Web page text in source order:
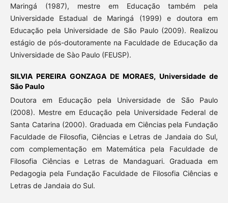
Maringá (1987), mestre em Educação também pela
Universidade Estadual de Maringá (1999) e doutora em
Educação pela Universidade de São Paulo (2009). Realizou
estágio de pós-doutoramente na Faculdade de Educação da
Universidade de Sào Paulo (FEUSP).
SILVIA PEREIRA GONZAGA DE MORAES,Universidade de
São Paulo
Doutora em Educação pela Universidade de São Paulo
(2008). Mestre em Educação pela Universidade Federal de
Santa Catarina (2000). Graduada em Ciências pela Fundação
Faculdade de Filosofia, Ciências e Letras de Jandaia do Sul,
com complementação em Matemática pela Faculdade de
Filosofia Ciências e Letras de Mandaguari. Graduada em
Pedagogia pela Fundação Faculdade de Filosofia Ciências e
Letras de Jandaia do Sul.